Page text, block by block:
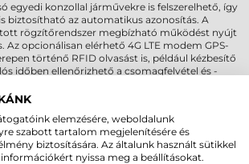
egyedi konzollal járművekre is felszerelhető, így
biztosítható az automatikus azonosítás. A
rögzítőrendszer megbízható működést nyújt
Az opcionálisan elérhető 4G LTE modem GPS-
történő RFID olvasást is, például kézbesítő
időben ellenőrizhető a csomagfelvétel és -
RFID OLVASÓ –
GLOBÁLIS
elemzésére, weboldalunk
szabott tartalom megjelenítésére és
biztosítására. Az általunk használt sütikkel
nyissa meg a beállításokat.